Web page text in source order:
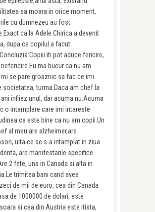
sa moara in orice moment,
cu dumnezeu au fost
ca la Adele Chirica a devenit
dupa ce copilul a facut
iti pot aduce fericire,
ma bucur ca nu am
se pare groaznic sa fac ce imi
societatea, turma.Daca am chef la
infiiez unul, dar acuma nu.Acuma
o intamplare care imi intareste
ca este bine ca nu am copii.Un
al meu are alzheimer,are
uita ce se s-a intamplat in ziua
are manifestarile specifice
2 fete, una in Canada si alta in
trimitea bani cand avea
de mii de euro, cea din Canada
de 1000000 de dolari, este
si cea din Austria este itista,